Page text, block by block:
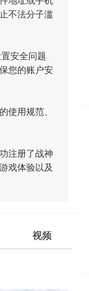
不法分子滥
安全问题
您的账户安
用规范、
注册了战神
戏体验以及
视频